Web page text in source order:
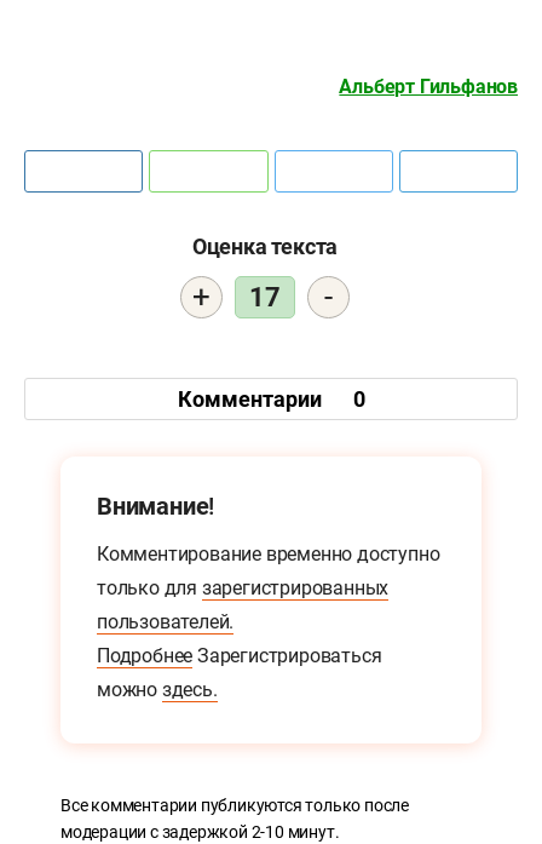
Альберт Гильфанов
Оценка текста
+ 17 -
Комментарии 0
Внимание!
Комментирование временно доступно
только для зарегистрированных
пользователей.
Подробнее Зарегистрироваться
можно здесь.
Все комментарии публикуются только после
модерации с задержкой 2-10 минут.